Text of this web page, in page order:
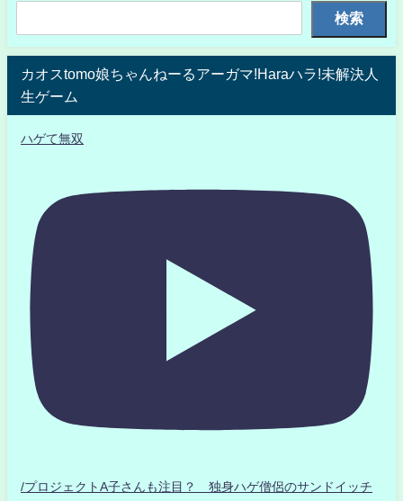
検索
カオスtomo娘ちゃんねーるアーガマ!Haraハラ!未解決人
生ゲーム
ハゲて無双
/プロジェクトA子さんも注目？ 独身ハゲ僧侶のサンドイッチ